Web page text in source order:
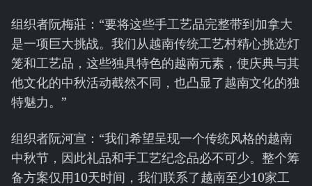
组织者阮梅莊：“要将这些手工艺品完整带到加拿大
是一项巨大挑战。我们从越南传统工艺村精心挑选灯
笼和工艺品，这些独具特色的越南元素，使庆典与其
他文化的中秋活动截然不同，也凸显了越南文化的独
特魅力。”
组织者阮河宣：“我们希望呈现一个传统风格的越南
中秋节，因此礼品和手工艺纪念品必不可少。整个筹
备方案仅用10天时间，我们联系了越南至少10家工